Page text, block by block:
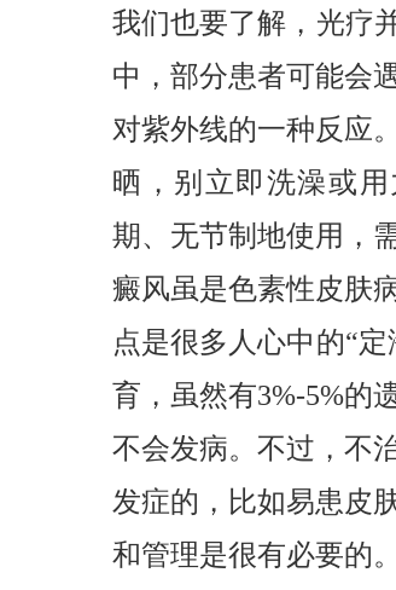
我们也要了解，光疗
中，部分患者可能会
对紫外线的一种反应
晒，别立即洗澡或
期、无节制地使用，
癜风虽是色素性皮肤
点是很多人心中的“
育，虽然有3%-5%的
不会发病。不过，不
发症的，比如易患皮
和管理是很有必要的